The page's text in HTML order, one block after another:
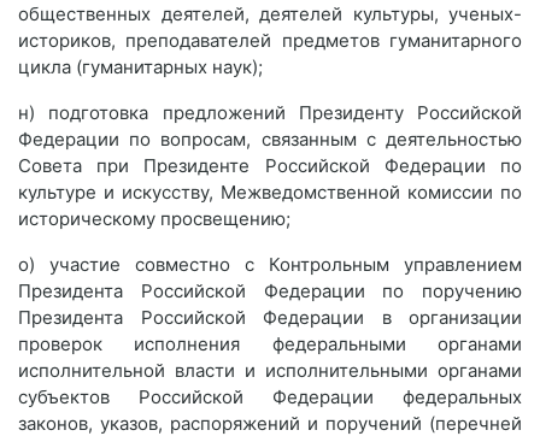
общественных деятелей, деятелей культуры, ученых-
историков, преподавателей предметов гуманитарного
цикла (гуманитарных наук);
н) подготовка предложений Президенту Российской
Федерации по вопросам, связанным с деятельностью
Совета при Президенте Российской Федерации по
культуре и искусству, Межведомственной комиссии по
историческому просвещению;
о) участие совместно с Контрольным управлением
Президента Российской Федерации по поручению
Президента Российской Федерации в организации
проверок исполнения федеральными органами
исполнительной власти и исполнительными органами
субъектов Российской Федерации федеральных
законов, указов, распоряжений и поручений (перечней